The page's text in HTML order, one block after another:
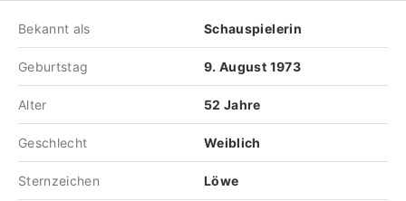
Utiq verwalten
Bekannt als Schauspielerin
Geburtstag 9. August 1973
Alter 52 Jahre
Geschlecht Weiblich
Sternzeichen Löwe